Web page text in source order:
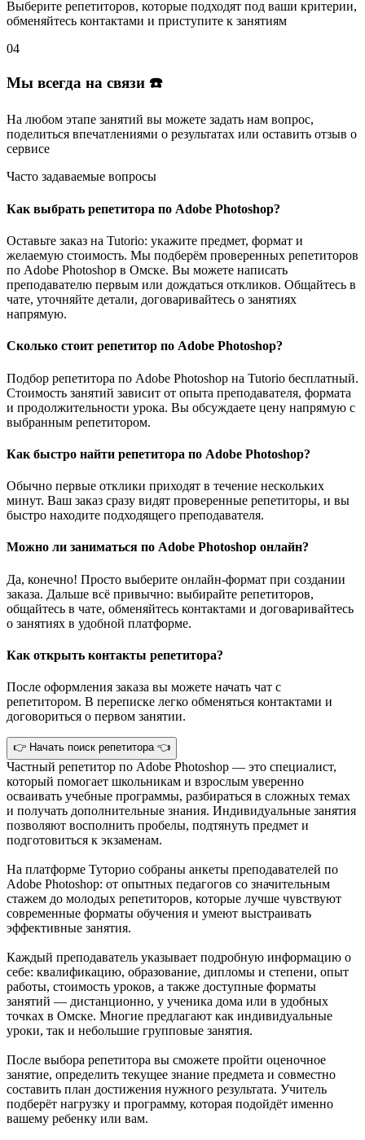
Выберите репетиторов, которые подходят под ваши критерии,
обменяйтесь контактами и приступите к занятиям
04
Мы всегда на связи ☎️
На любом этапе занятий вы можете задать нам вопрос,
поделиться впечатлениями о результатах или оставить отзыв о
сервисе
Часто задаваемые вопросы
Как выбрать репетитора по Adobe Photoshop?
Оставьте заказ на Tutorio: укажите предмет, формат и
желаемую стоимость. Мы подберём проверенных репетиторов
по Adobe Photoshop в Омске. Вы можете написать
преподавателю первым или дождаться откликов. Общайтесь в
чате, уточняйте детали, договаривайтесь о занятиях
напрямую.
Сколько стоит репетитор по Adobe Photoshop?
Подбор репетитора по Adobe Photoshop на Tutorio бесплатный.
Стоимость занятий зависит от опыта преподавателя, формата
и продолжительности урока. Вы обсуждаете цену напрямую с
выбранным репетитором.
Как быстро найти репетитора по Adobe Photoshop?
Обычно первые отклики приходят в течение нескольких
минут. Ваш заказ сразу видят проверенные репетиторы, и вы
быстро находите подходящего преподавателя.
Можно ли заниматься по Adobe Photoshop онлайн?
Да, конечно! Просто выберите онлайн-формат при создании
заказа. Дальше всё привычно: выбирайте репетиторов,
общайтесь в чате, обменяйтесь контактами и договаривайтесь
о занятиях в удобной платформе.
Как открыть контакты репетитора?
После оформления заказа вы можете начать чат с
репетитором. В переписке легко обменяться контактами и
договориться о первом занятии.
👉 Начать поиск репетитора 👈
Частный репетитор по Adobe Photoshop — это специалист,
который помогает школьникам и взрослым уверенно
осваивать учебные программы, разбираться в сложных темах
и получать дополнительные знания. Индивидуальные занятия
позволяют восполнить пробелы, подтянуть предмет и
подготовиться к экзаменам.
На платформе Туторио собраны анкеты преподавателей по
Adobe Photoshop: от опытных педагогов со значительным
стажем до молодых репетиторов, которые лучше чувствуют
современные форматы обучения и умеют выстраивать
эффективные занятия.
Каждый преподаватель указывает подробную информацию о
себе: квалификацию, образование, дипломы и степени, опыт
работы, стоимость уроков, а также доступные форматы
занятий — дистанционно, у ученика дома или в удобных
точках в Омске. Многие предлагают как индивидуальные
уроки, так и небольшие групповые занятия.
После выбора репетитора вы сможете пройти оценочное
занятие, определить текущее знание предмета и совместно
составить план достижения нужного результата. Учитель
подберёт нагрузку и программу, которая подойдёт именно
вашему ребенку или вам.